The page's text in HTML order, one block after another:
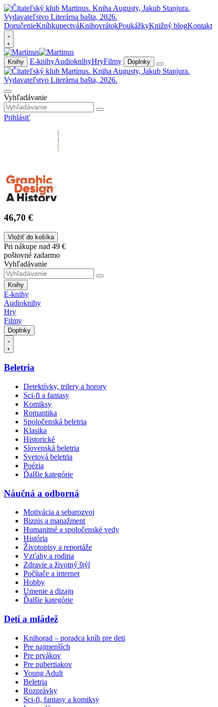
DoručenieKníhkupectváKnihovrátokPoukážkyKnižný blogKontakt
Knihy E-knihyAudioknihyHryFilmy Doplnky
Vyhľadávanie
Prihlásiť
46,70 €
Vložiť do košíka
Pri nákupe nad 49 €
poštovné zadarmo
Vyhľadávanie
Knihy
E-knihy
Audioknihy
Hry
Filmy
Doplnky
Beletria
Detektívky, trilery a horory
Sci-fi a fantasy
Komiksy
Romantika
Spoločenská beletria
Klasika
Historické
Slovenská beletria
Svetová beletria
Poézia
Ďalšie kategórie
Náučná a odborná
Motivácia a sebarozvoj
Biznis a manažment
Humanitné a spoločenské vedy
História
Životopisy a reportáže
Vzťahy a rodina
Zdravie a životný štýl
Počítače a internet
Hobby
Umenie a dizajn
Ďalšie kategórie
Deti a mládež
Knihorad – poradca kníh pre deti
Pre najmenších
Pre prvákov
Pre pubertiakov
Young Adult
Beletria
Rozprávky
Sci-fi, fantasy a komiksy